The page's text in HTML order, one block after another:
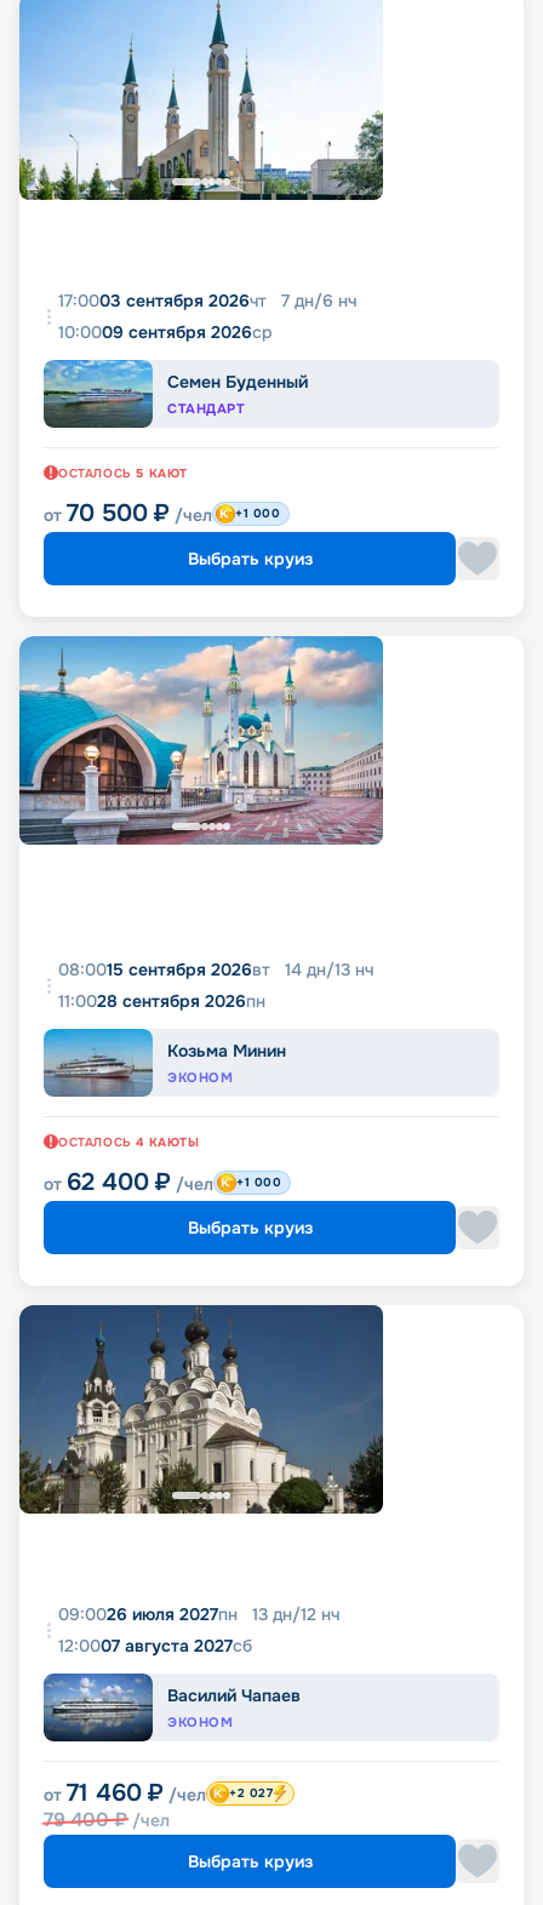
17:0003 сентября 2026чт 7 дн/6 нч
10:0009 сентября 2026ср
Семен Буденный
СТАНДАРТ
ОСТАЛОСЬ 5 КАЮТ
от 70 500 ₽ /чел +1 000
Выбрать круиз
08:0015 сентября 2026вт 14 дн/13 нч
11:0028 сентября 2026пн
Козьма Минин
ЭКОНОМ
ОСТАЛОСЬ 4 КАЮТЫ
от 62 400 ₽ /чел +1 000
Выбрать круиз
09:0026 июля 2027пн 13 дн/12 нч
12:0007 августа 2027сб
Василий Чапаев
ЭКОНОМ
от 71 460 ₽ /чел
79 400₽ /чел
+2 027
Выбрать круиз